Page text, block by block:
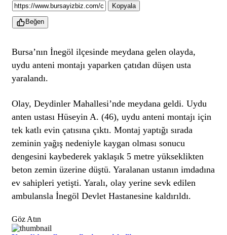
Kopyala
Beğen
Bursa’nın İnegöl ilçesinde meydana gelen olayda,
uydu anteni montajı yaparken çatıdan düşen usta
yaralandı.
Olay, Deydinler Mahallesi’nde meydana geldi. Uydu
anten ustası Hüseyin A. (46), uydu anteni montajı için
tek katlı evin çatısına çıktı. Montaj yaptığı sırada
zeminin yağış nedeniyle kaygan olması sonucu
dengesini kaybederek yaklaşık 5 metre yükseklikten
beton zemin üzerine düştü. Yaralanan ustanın imdadına
ev sahipleri yetişti. Yaralı, olay yerine sevk edilen
ambulansla İnegöl Devlet Hastanesine kaldırıldı.
Göz Atın